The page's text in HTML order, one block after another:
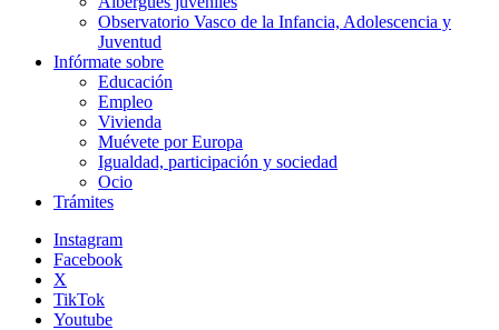
Observatorio Vasco de la Infancia, Adolescencia y
Juventud
Infórmate sobre
Educación
Empleo
Vivienda
Muévete por Europa
Igualdad, participación y sociedad
Ocio
Trámites
Instagram
Facebook
X
TikTok
Youtube